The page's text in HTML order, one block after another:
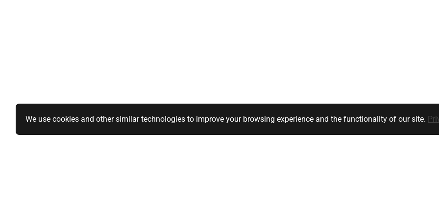
We use cookies and other similar technologies to improve your browsing experience and the functionality of our site.